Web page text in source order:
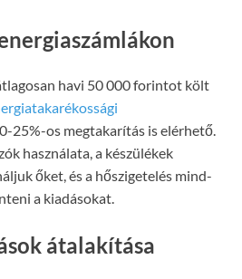
havi 50 000 forintot költ
25%-os megtakarítás is elérhető.
használata, a készülékek
őket, és a hőszigetelés mind-
a kiadásokat.
átalakítása